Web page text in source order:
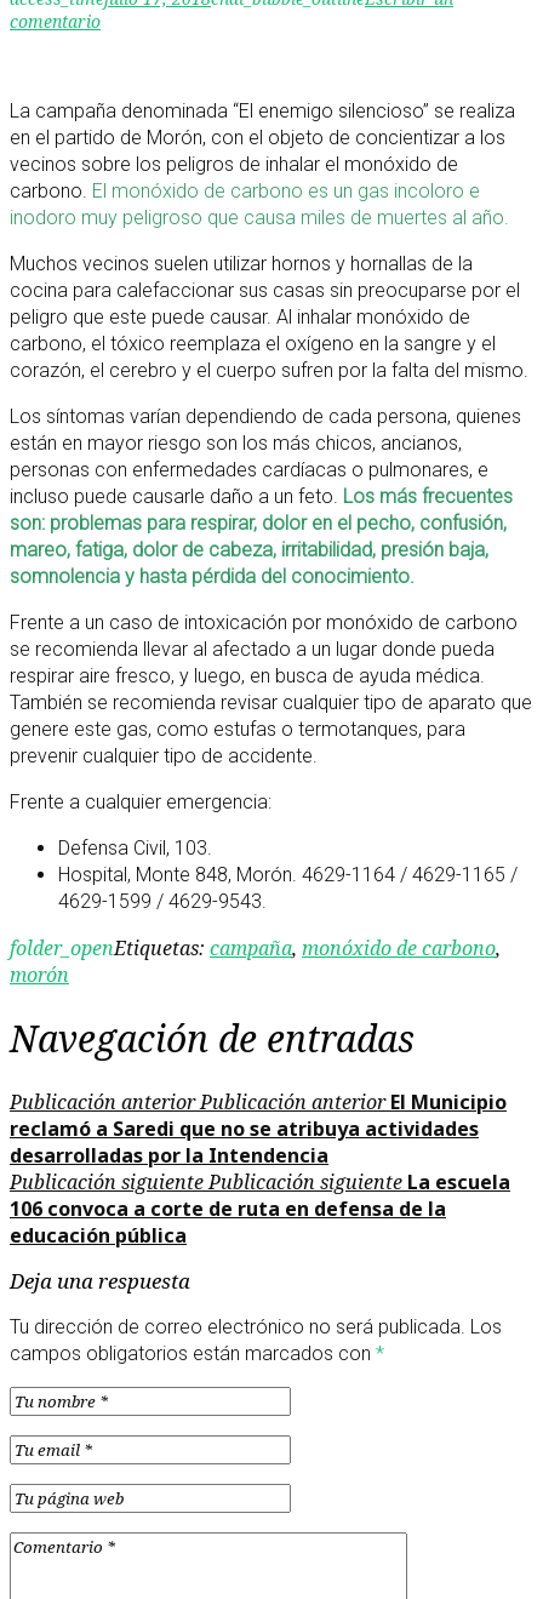
comentario
La campaña denominada “El enemigo silencioso” se realiza
en el partido de Morón, con el objeto de concientizar a los
vecinos sobre los peligros de inhalar el monóxido de
carbono. El monóxido de carbono es un gas incoloro e
inodoro muy peligroso que causa miles de muertes al año.
Muchos vecinos suelen utilizar hornos y hornallas de la
cocina para calefaccionar sus casas sin preocuparse por el
peligro que este puede causar. Al inhalar monóxido de
carbono, el tóxico reemplaza el oxígeno en la sangre y el
corazón, el cerebro y el cuerpo sufren por la falta del mismo.
Los síntomas varían dependiendo de cada persona, quienes
están en mayor riesgo son los más chicos, ancianos,
personas con enfermedades cardíacas o pulmonares, e
incluso puede causarle daño a un feto. Los más frecuentes
son: problemas para respirar, dolor en el pecho, confusión,
mareo, fatiga, dolor de cabeza, irritabilidad, presión baja,
somnolencia y hasta pérdida del conocimiento.
Frente a un caso de intoxicación por monóxido de carbono
se recomienda llevar al afectado a un lugar donde pueda
respirar aire fresco, y luego, en busca de ayuda médica.
También se recomienda revisar cualquier tipo de aparato que
genere este gas, como estufas o termotanques, para
prevenir cualquier tipo de accidente.
Frente a cualquier emergencia:
Defensa Civil, 103.
Hospital, Monte 848, Morón. 4629-1164 / 4629-1165 /
4629-1599 / 4629-9543.
folder_openEtiquetas: campaña, monóxido de carbono,
morón
Navegación de entradas
Publicación anteriorPublicación anterior El Municipio
reclamó a Saredi que no se atribuya actividades
desarrolladas por la Intendencia
Publicación siguientePublicación siguiente La escuela
106 convoca a corte de ruta en defensa de la
educación pública
Deja una respuesta
Tu dirección de correo electrónico no será publicada. Los
campos obligatorios están marcados con *